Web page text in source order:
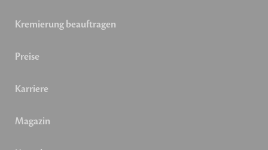
Kremierung beauftragen
Preise
Karriere
Magazin